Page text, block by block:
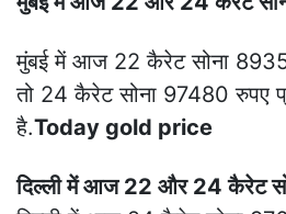
चेन्नई में आज 22 और 24 कैरेट
चेन्नई में आज 24 कैरेट सोना